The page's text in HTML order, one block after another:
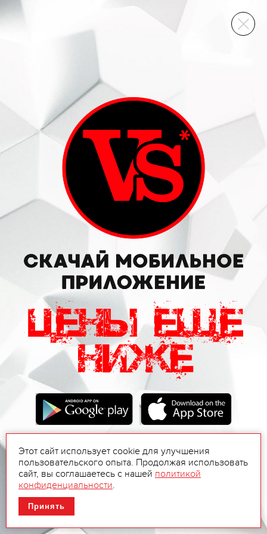
ВИННЫЙ СКЛАД
Этот сайт использует cookie для улучшения
пользовательского опыта. Продолжая использовать
сайт, вы соглашаетесь с нашей политикой
конфиденциальности.
Принять